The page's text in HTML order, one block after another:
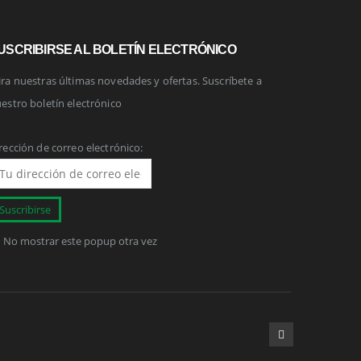
AL BOLETÍN ELECTRÓNICO
nuestras últimas novedades y ofertas. Suscríbete a
boletín electrónico
de correo electrónico:
No mostrar este popup otra vez